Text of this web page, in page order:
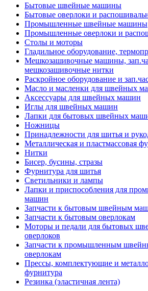
Бытовые швейные машины
Бытовые оверлоки и
Промышленные швейные машины
Промышленные оверлоки и
Столы и моторы
Гладильное оборудование,
Мешкозашивочные машины,
мешкозашивочные нитки
Раскройное оборудование и
Масло и масленки для швейных
Аксессуары для швейных машин
Иглы для швейных машин
Лапки для бытовых швейных
Ножницы
Принадлежности для шитья и
Металлическая и пластмассовая
Нитки
Бисер, бусины, стразы
Фурнитура для шитья
Светильники и лампы
Лапки и приспособления для
машин
Запчасти к бытовым швейным
Запчасти к бытовым оверлокам
Моторы и педали для бытовых
оверлоков
Запчасти к промышленным
оверлокам
Прессы, комплектующие и
фурнитура
Резинка (эластичная лента)